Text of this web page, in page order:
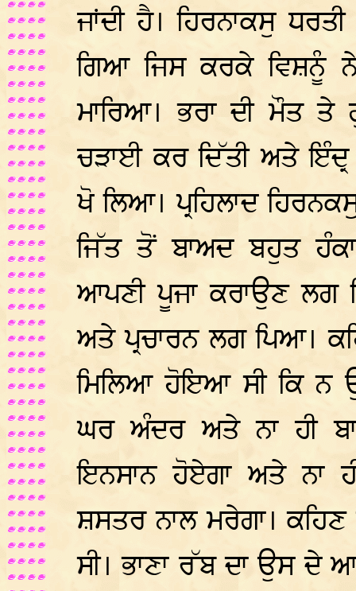
ਜਾਂਦੀ ਹੈ। ਹਿਰਨਾਕਸੁ
ਗਿਆ ਜਿਸ ਕਰਕੇ ਵਿਸ਼ਨੂੰ
ਮਾਰਿਆ। ਭਰਾ ਦੀ ਮੌਤ
ਚੜਾਈ ਕਰ ਦਿੱਤੀ ਅਤੇ
ਖੋ ਲਿਆ। ਪ੍ਰਹਿਲਾਦ
ਜਿੱਤ ਤੋਂ ਬਾਅਦ ਬਹੁਤ
ਆਪਣੀ ਪੂਜਾ ਕਰਾਉਣ
ਅਤੇ ਪ੍ਰਚਾਰਨ ਲਗ ਪਿਆ।
ਮਿਲਿਆ ਹੋਇਆ ਸੀ ਕਿ ਨ
ਘਰ ਅੰਦਰ ਅਤੇ ਨਾ ਹੀ
ਇਨਸਾਨ ਹੋਏਗਾ ਅਤੇ ਨਾ
ਸ਼ਸਤਰ ਨਾਲ ਮਰੇਗਾ।
ਸੀ। ਭਾਣਾ ਰੱਬ ਦਾ ਉਸ ਦੇ